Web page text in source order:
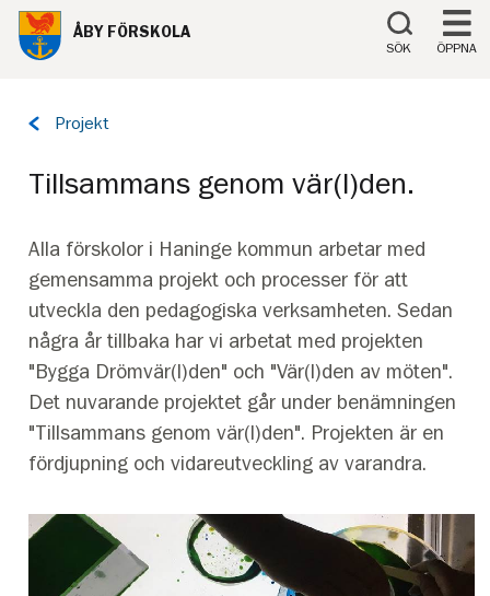
Till innehåll på sidan
ÅBY FÖRSKOLA
SÖK ÖPPNA
Tillbaka
Projekt
Tillsammans genom vär(l)den.
Alla förskolor i Haninge kommun arbetar med
gemensamma projekt och processer för att
utveckla den pedagogiska verksamheten. Sedan
några år tillbaka har vi arbetat med projekten
"Bygga Drömvär(l)den" och "Vär(l)den av möten".
Det nuvarande projektet går under benämningen
"Tillsammans genom vär(l)den". Projekten är en
fördjupning och vidareutveckling av varandra.